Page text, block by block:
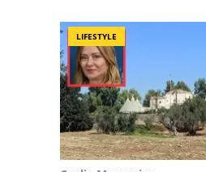
LIFESTYLE